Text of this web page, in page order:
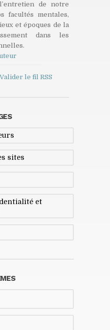
de notre
facultés mentales,
et époques de la
dans les
le fil RSS
sites
et